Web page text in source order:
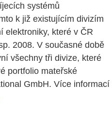
systémů
k již existujícím divizím
elektroniky, které v ČR
2008. V současné době
všechny tři divize, které
portfolio mateřské
GmbH. Více informací